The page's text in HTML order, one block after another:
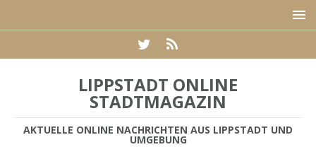
LIPPSTADT ONLINE
STADTMAGAZIN
AKTUELLE ONLINE NACHRICHTEN AUS LIPPSTADT UND
UMGEBUNG